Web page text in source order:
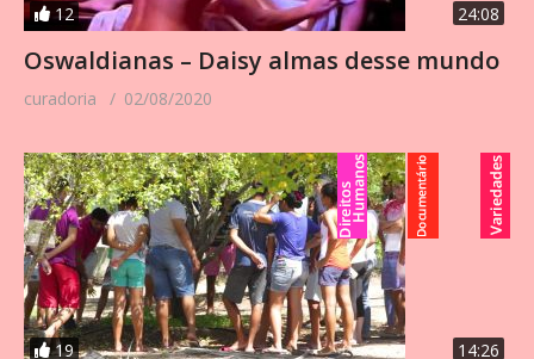
12 24:08
Oswaldianas – Daisy almas desse mundo
curadoria 02/08/2020
19 14:26